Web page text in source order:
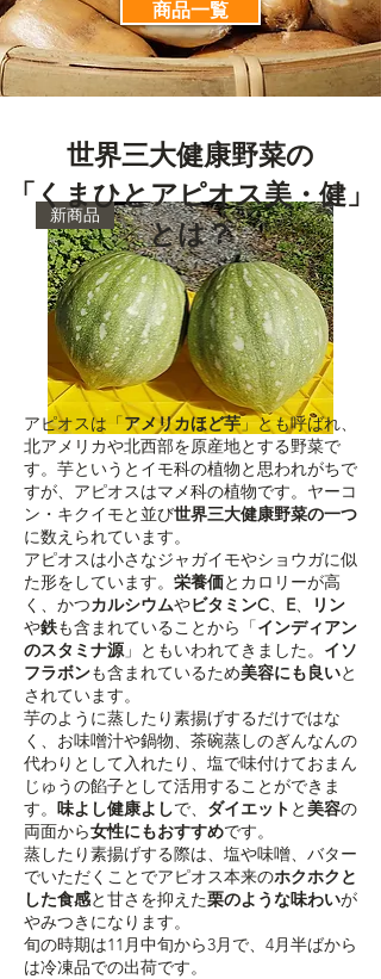
商品一覧
新商品
【2
個
セ
ッ
の
販
売
（重
量
約
2kg）】
白
宝
カ
ボ
チ
【ホ
ク
ホ
ク
タ
イ
プ】
もっと見る
世界三大健康野菜の
「くまひとアピオス美・健」
とは？
アピオスは「アメリカほど芋」とも呼ばれ、
北アメリカや北西部を原産地とする野菜で
す。芋というとイモ科の植物と思われがちで
すが、アピオスはマメ科の植物です。ヤーコ
ン・キクイモと並び世界三大健康野菜の一つ
に数えられています。
アピオスは小さなジャガイモやショウガに似
た形をしています。 栄養価とカロリーが高
く、かつカルシウムやビタミンC、 E、
リン
や鉄も含まれていることから「インディアン
のスタミナ源」ともいわれてきました。 イソ
フラボンも含まれているため美容にも良いと
されています。
芋のように蒸したり素揚げするだけではな
く、お味噌汁や鍋物、茶碗蒸しのぎんなんの
代わりとして入れたり、塩で味付けておまん
じゅうの餡子として活用することができま
す。 味よし健康よしで、 ダイエット と美容の
両面から女性にもおすすめです。
蒸したり素揚げする際は、塩や味噌、バター
でいただくことでアピオス本来のホクホクと
した食感と甘さを抑えた栗のような味わいが
やみつきになります。
旬の時期は11月中旬から3月で、4月半ばから
は冷凍品での出荷です。